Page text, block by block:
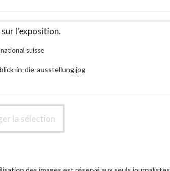
l’exposition.
suisse
in-die-ausstellung.jpg
la sélection